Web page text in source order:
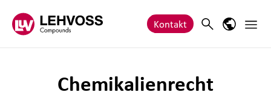
Kontakt SearchSprach-
Chemikalienrecht